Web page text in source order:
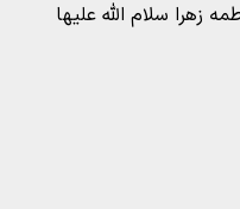
زهرا سلام الله علیها